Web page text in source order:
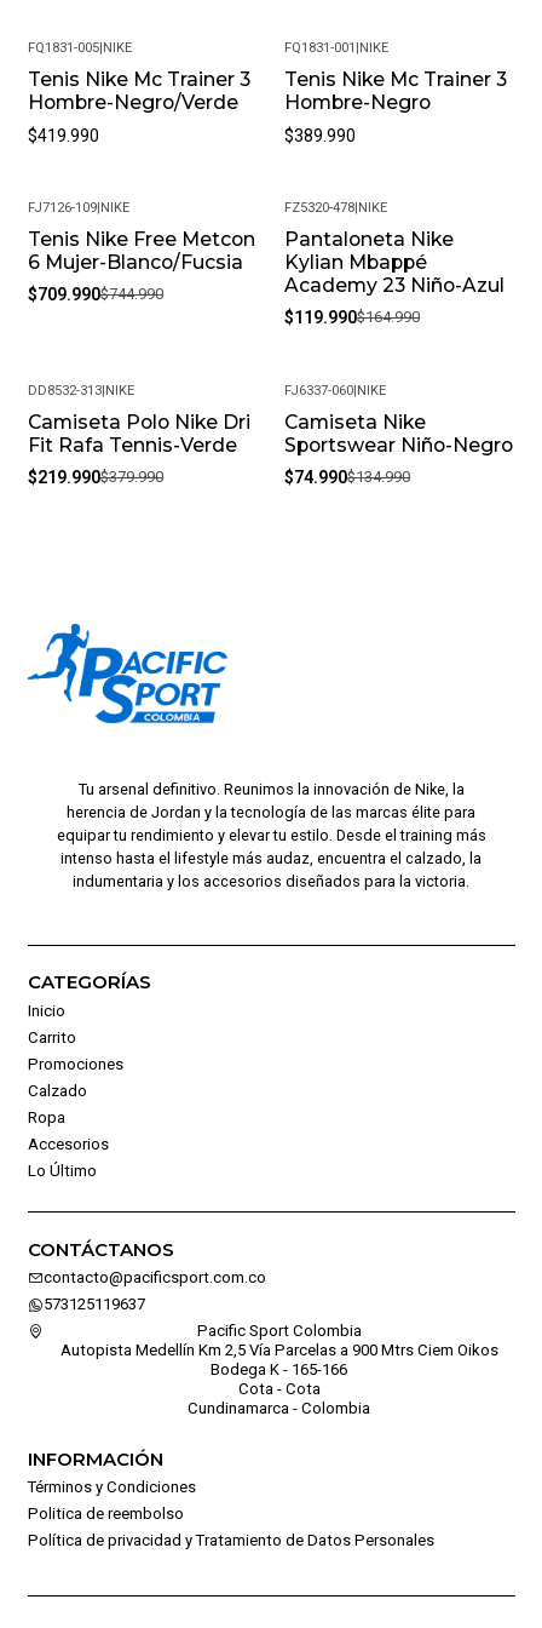
FQ1831-005| NIKE
Tenis Nike Mc Trainer 3
Hombre-Negro/Verde
$419.990
FQ1831-001 NIKE
Tenis Nike Mc Trainer 3
Hombre-Negro
$389.990
-5%
FJ7126-109| NIKE
Tenis Nike Free Metcon
6 Mujer-Blanco/Fucsia
$709.990$744.990
-27%
FZ5320-478 NIKE
Pantaloneta Nike
Kylian Mbappé
Academy 23 Niño-Azul
$119.990$164.990
-42%
DD8532-313| NIKE
Camiseta Polo Nike Dri
Fit Rafa Tennis-Verde
$219.990$379.990
-44%
FJ6337-060 NIKE
Camiseta Nike
Sportswear Niño-Negro
$74.990$134.990
Tu arsenal definitivo. Reunimos la innovación de Nike, la
herencia de Jordan y la tecnología de las marcas élite para
equipar tu rendimiento y elevar tu estilo. Desde el training más
intenso hasta el lifestyle más audaz, encuentra el calzado, la
indumentaria y los accesorios diseñados para la victoria.
CATEGORÍAS
Inicio
Carrito
Promociones
Calzado
Ropa
Accesorios
Lo Último
CONTÁCTANOS
contacto@pacificsport.com.co
573125119637
Pacific Sport Colombia
Autopista Medellín Km 2,5 Vía Parcelas a 900 Mtrs Ciem Oikos
Bodega K - 165-166
Cota - Cota
Cundinamarca - Colombia
INFORMACIÓN
Términos y Condiciones
Politica de reembolso
Política de privacidad y Tratamiento de Datos Personales